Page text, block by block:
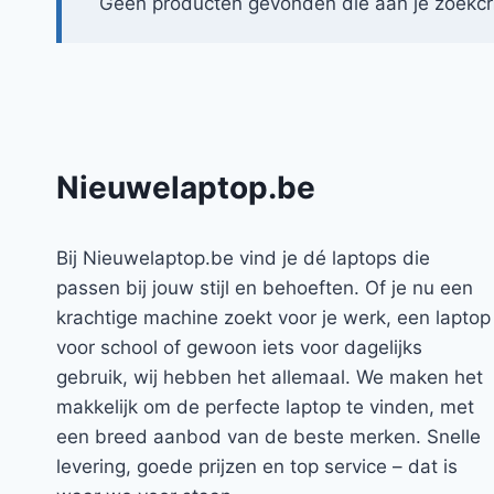
Nieuwelaptop.be
Bij Nieuwelaptop.be vind je dé laptops die
passen bij jouw stijl en behoeften. Of je nu een
krachtige machine zoekt voor je werk, een laptop
voor school of gewoon iets voor dagelijks
gebruik, wij hebben het allemaal. We maken het
makkelijk om de perfecte laptop te vinden, met
een breed aanbod van de beste merken. Snelle
levering, goede prijzen en top service – dat is